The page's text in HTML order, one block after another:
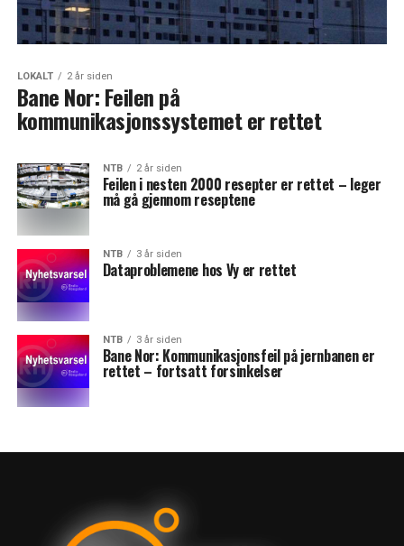
LOKALT 2 år siden
Bane Nor: Feilen på
kommunikasjonssystemet er rettet
NTB 2 år siden
Feilen i nesten 2000 resepter er rettet – leger
må gå gjennom reseptene
NTB 3 år siden
Dataproblemene hos Vy er rettet
NTB 3 år siden
Bane Nor: Kommunikasjonsfeil på jernbanen er
rettet – fortsatt forsinkelser